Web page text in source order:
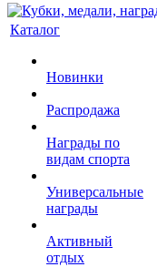
Каталог
Новинки
Распродажа
Награды по
видам спорта
Универсальные
награды
Активный
отдых